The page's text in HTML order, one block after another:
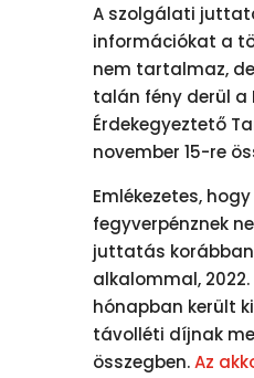
A szolgálati
információkat a
nem tartalmaz,
talán fény derül a
Érdekegyeztető
november 15-re
Emlékezetes,
fegyverpénznek
juttatás
alkalommal,
hónapban került
távolléti díjnak
összegben.Az